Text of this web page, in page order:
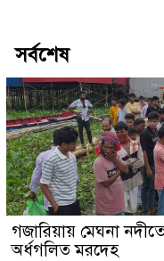
সর্বশেষ
গজারিয়ায় মেঘনা
অর্ধগলিত মরদেহ